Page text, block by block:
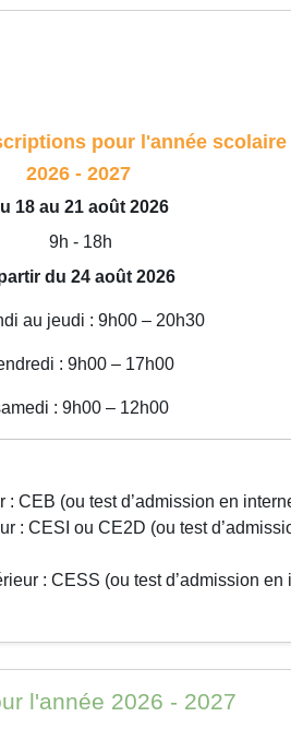
pour l'année scolaire
2026 - 2027
18 au 21 août 2026
9h - 18h
du 24 août 2026
au jeudi : 9h00 – 20h30
: 9h00 – 17h00
: 9h00 – 12h00
: CEB (ou test d’admission en
: CESI ou CE2D (ou test
: CESS (ou test d’admission en
l'année 2026 - 2027